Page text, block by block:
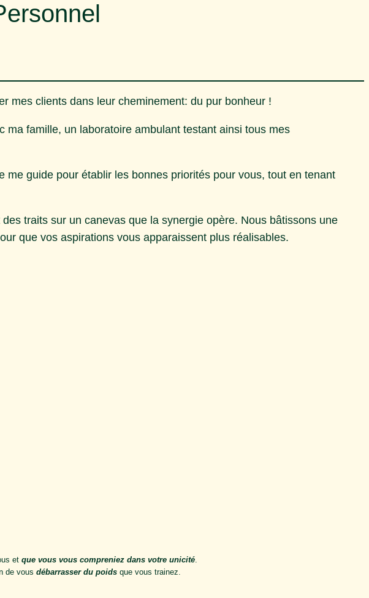
mes clients dans leur cheminement: du pur bonheur !
ma famille, un laboratoire ambulant testant ainsi tous mes
me guide pour établir les bonnes priorités pour vous, tout en tenant
traits sur un canevas que la synergie opère. Nous bâtissons une
que vos aspirations vous apparaissent plus réalisables.
et que vous vous compreniez dans votre unicité.
de vous débarrasser du poids que vous trainez.